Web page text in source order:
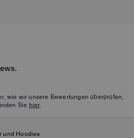
wie wir unsere Bewertungen überprüfen,
Sie hier
und Hoodies